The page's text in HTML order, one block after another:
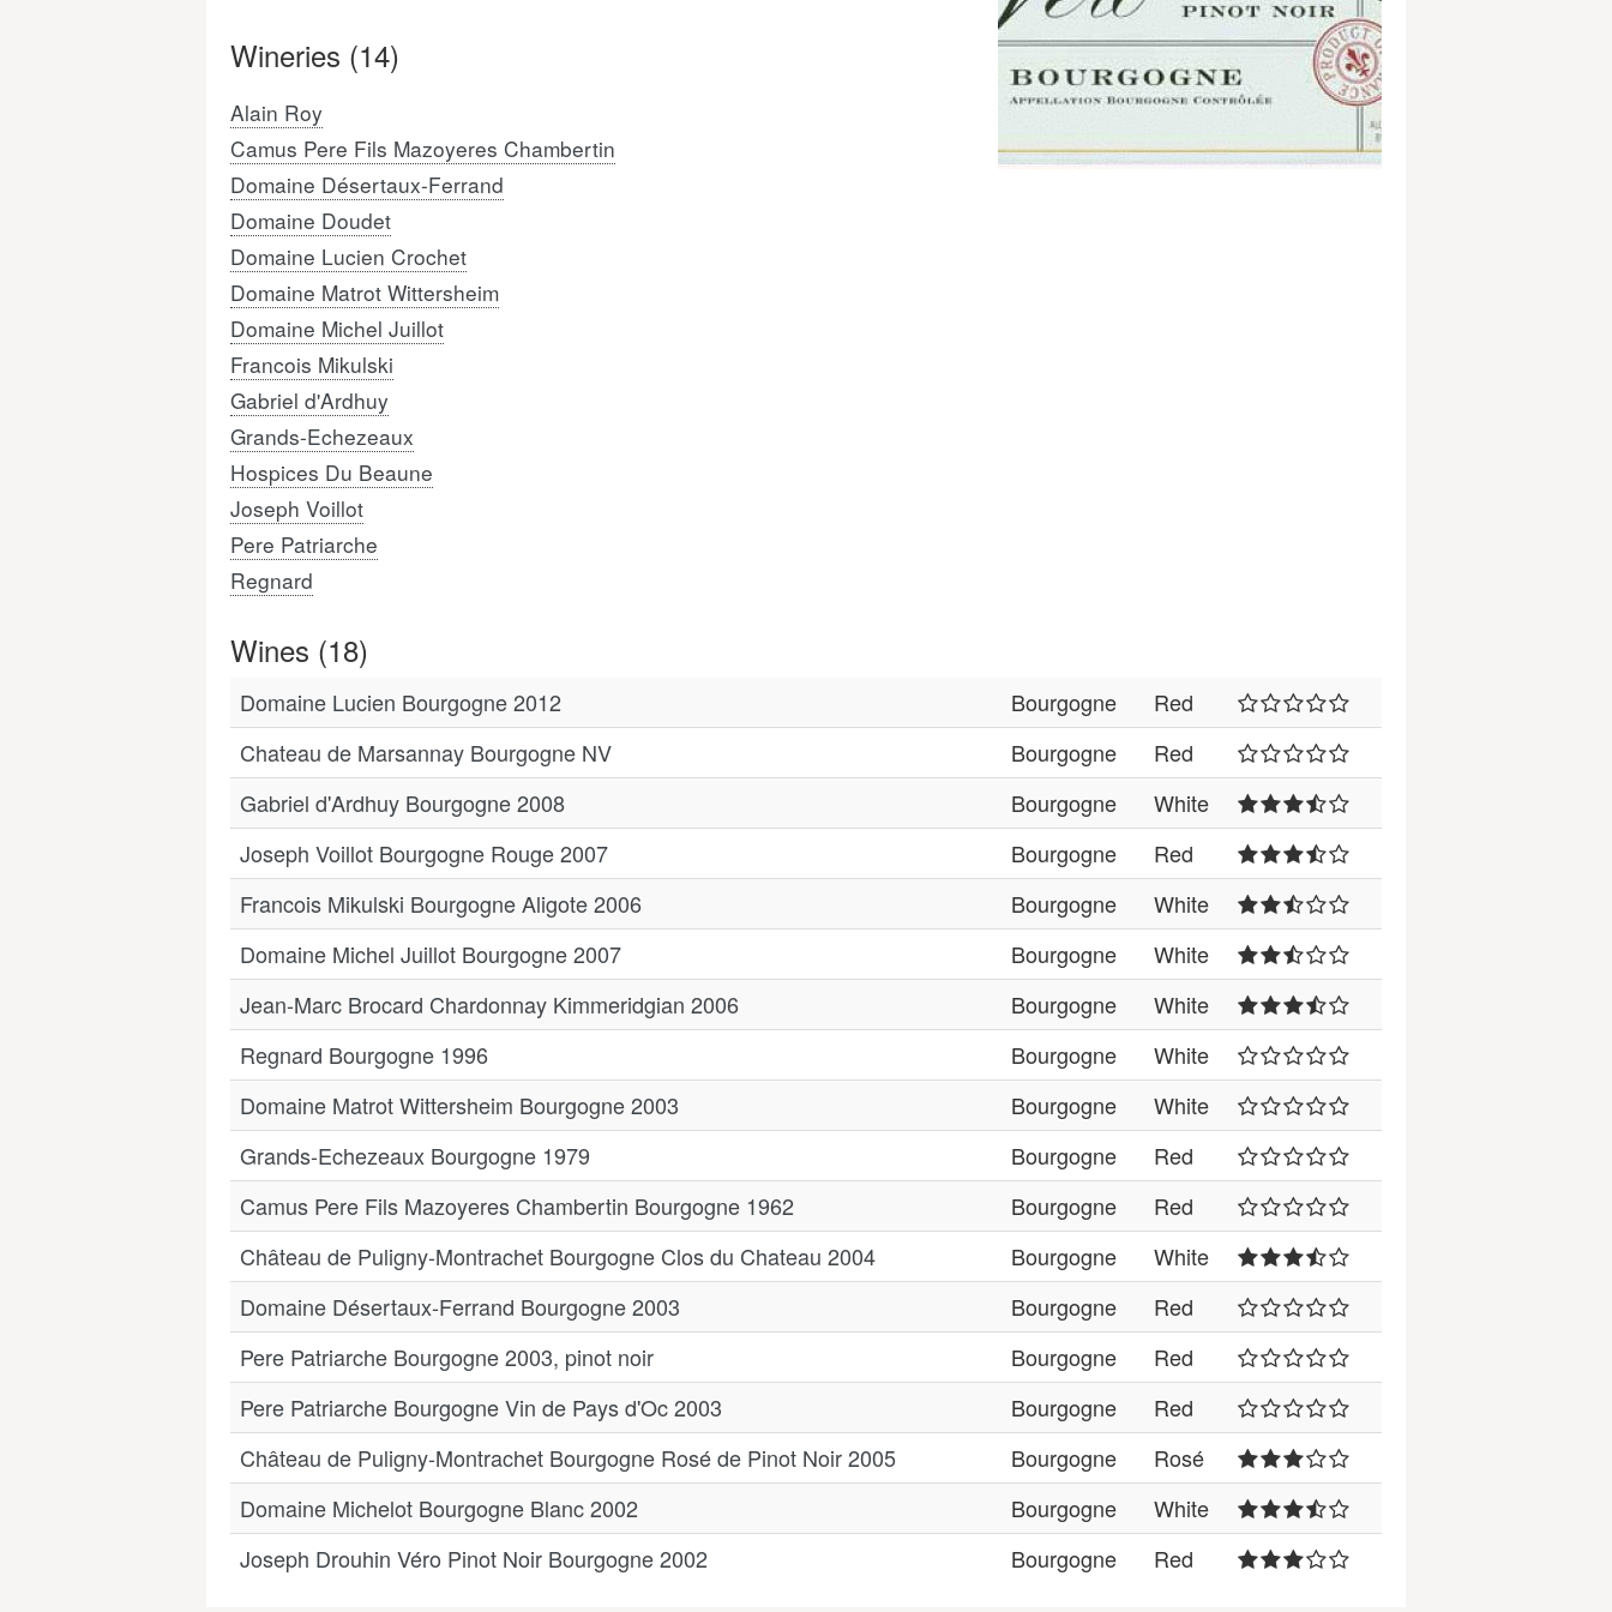
Wineries (14)
Alain Roy
Camus Pere Fils Mazoyeres Chambertin
Domaine Désertaux-Ferrand
Domaine Doudet
Domaine Lucien Crochet
Domaine Matrot Wittersheim
Domaine Michel Juillot
Francois Mikulski
Gabriel d'Ardhuy
Grands-Echezeaux
Hospices Du Beaune
Joseph Voillot
Pere Patriarche
Regnard
Wines (18)
Domaine Lucien Bourgogne 2012 Bourgogne
Red
Chateau de Marsannay Bourgogne NV
Bourgogne
Red
Gabriel d'Ardhuy Bourgogne 2008
Bourgogne
White
Joseph Voillot Bourgogne Rouge 2007
Bourgogne
Red
Francois Mikulski Bourgogne Aligote 2006
Bourgogne
White
Domaine Michel Juillot Bourgogne 2007
Bourgogne
White
Jean-Marc Brocard Chardonnay Kimmeridgian 2006
Bourgogne
White
Regnard Bourgogne 1996
Bourgogne
White
Domaine Matrot Wittersheim Bourgogne 2003
Bourgogne
White
Grands-Echezeaux Bourgogne 1979
Bourgogne
Red
Camus Pere Fils Mazoyeres Chambertin Bourgogne 1962
Bourgogne
Red
Château de Puligny-Montrachet Bourgogne Clos du Chateau 2004
Bourgogne
White
Domaine Désertaux-Ferrand Bourgogne 2003
Bourgogne
Red
Pere Patriarche Bourgogne 2003, pinot noir
Bourgogne
Red
Pere Patriarche Bourgogne Vin de Pays d'Oc 2003
Bourgogne
Red
Château de Puligny-Montrachet Bourgogne Rosé de Pinot Noir 2005
Bourgogne
Rosé
Domaine Michelot Bourgogne Blanc 2002
Bourgogne
White
Joseph Drouhin Véro Pinot Noir Bourgogne 2002
Bourgogne Red